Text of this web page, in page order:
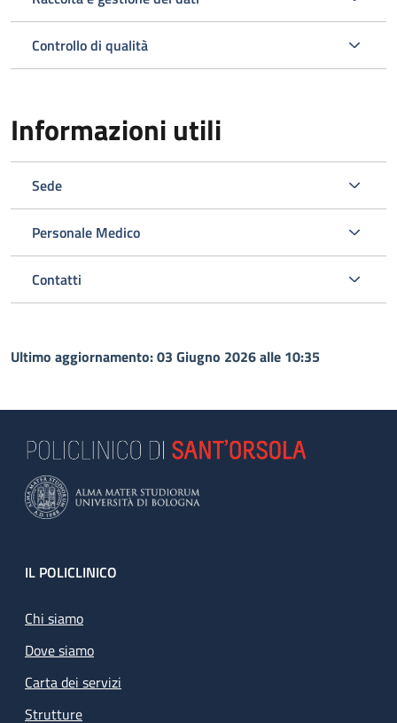
Controllo di qualità
Informazioni utili
Sede
Personale Medico
Contatti
Ultimo aggiornamento: 03 Giugno 2026 alle 10:35
Footer
IL POLICLINICO
Chi siamo
Dove siamo
Carta dei servizi
Strutture